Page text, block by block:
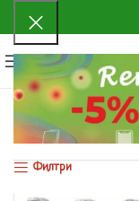
МЕНЮ
Начало Магазин
Показване на 325–326
Филтри